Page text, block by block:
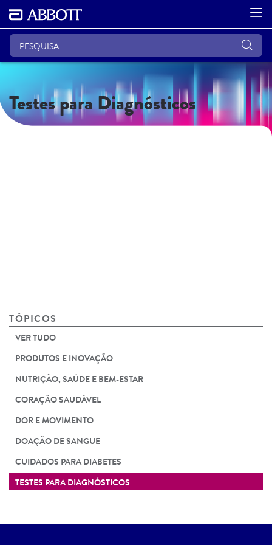
Testes para Diagnósticos
TÓPICOS
VER TUDO
PRODUTOS E INOVAÇÃO
NUTRIÇÃO, SAÚDE E BEM-ESTAR
CORAÇÃO SAUDÁVEL
DOR E MOVIMENTO
DOAÇÃO DE SANGUE
CUIDADOS PARA DIABETES
TESTES PARA DIAGNÓSTICOS